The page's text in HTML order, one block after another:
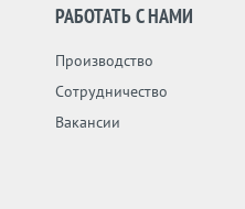
РАБОТАТЬ С НАМИ
Производство
Сотрудничество
Вакансии